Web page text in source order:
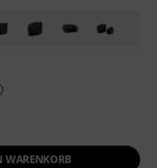
WARENKORB